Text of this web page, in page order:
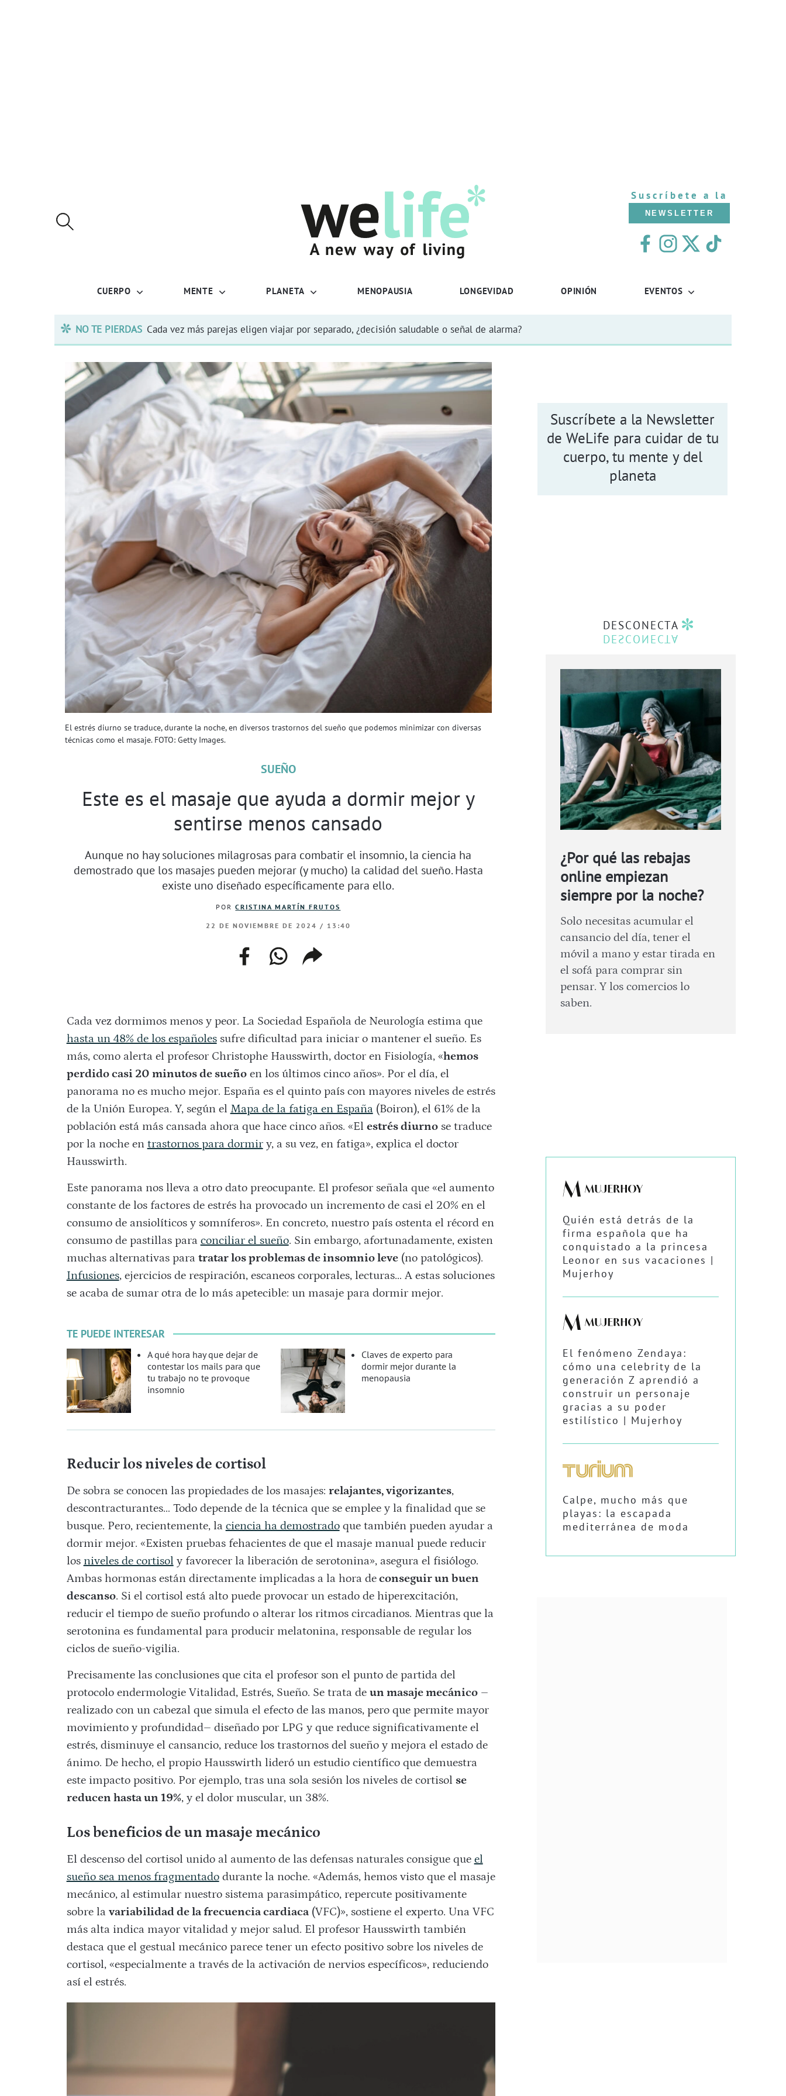
Suscríbete a la
NEWSLETTER
CUERPO MENTE PLANETA MENOPAUSIA LONGEVIDAD OPINIÓN EVENTOS
NO TE PIERDAS Cada vez más parejas eligen viajar por separado, ¿decisión saludable o señal de alarma?
El estrés diurno se traduce, durante la noche, en diversos trastornos del sueño que podemos minimizar con diversas
técnicas como el masaje. FOTO: Getty Images.
SUEÑO
Este es el masaje que ayuda a dormir mejor y
sentirse menos cansado
Aunque no hay soluciones milagrosas para combatir el insomnio, la ciencia ha
demostrado que los masajes pueden mejorar (y mucho) la calidad del sueño. Hasta
existe uno diseñado específicamente para ello.
PORCRISTINA MARTÍN FRUTOS
22 DE NOVIEMBRE DE 2024 / 13:40
facebookwhatsapp
web
copiar
enlace
Cada vez dormimos menos y peor. La Sociedad Española de Neurología estima que
hasta un 48% de los españolessufre dificultad para iniciar o mantener el sueño. Es
más, como alerta el profesor Christophe Hausswirth, doctor en Fisiología, «hemos
perdido casi 20 minutos de sueñoen los últimos cinco años». Por el día, el
panorama no es mucho mejor. España es el quinto país con mayores niveles de estrés
de la Unión Europea. Y, según el Mapa de la fatiga en España(Boiron), el 61% de la
población está más cansada ahora que hace cinco años. «El estrés diurnose traduce
por la noche en trastornos para dormiry, a su vez, en fatiga», explica el doctor
Hausswirth.
Este panorama nos lleva a otro dato preocupante. El profesor señala que «el aumento
constante de los factores de estrés ha provocado un incremento de casi el 20% en el
consumo de ansiolíticos y somníferos». En concreto, nuestro país ostenta el récord en
consumo de pastillas para conciliar el sueño. Sin embargo, afortunadamente, existen
muchas alternativas para tratar los problemas de insomnio leve(no patológicos).
Infusiones, ejercicios de respiración, escaneos corporales, lecturas… A estas soluciones
se acaba de sumar otra de lo más apetecible: un masaje para dormir mejor.
TE PUEDE INTERESAR
A qué hora hay que dejar de
contestar los mails para que
tu trabajo no te provoque
insomnio
Claves de experto para
dormir mejor durante la
menopausia
Reducir los niveles de cortisol
De sobra se conocen las propiedades de los masajes: relajantes, vigorizantes,
descontracturantes… Todo depende de la técnica que se emplee y la finalidad que se
busque. Pero, recientemente, la ciencia ha demostradoque también pueden ayudar a
dormir mejor. «Existen pruebas fehacientes de que el masaje manual puede reducir
los niveles de cortisol y favorecer la liberación de serotonina», asegura el fisiólogo.
Ambas hormonas están directamente implicadas a la hora deconseguir un buen
descanso. Si el cortisol está alto puede provocar un estado de hiperexcitación,
reducir el tiempo de sueño profundo o alterar los ritmos circadianos. Mientras que la
serotonina es fundamental para producir melatonina, responsable de regular los
ciclos de sueño-vigilia.
Precisamente las conclusiones que cita el profesor son el punto de partida del
protocolo endermologie Vitalidad, Estrés, Sueño. Se trata de un masaje mecánico–
realizado con un cabezal que simula el efecto de las manos, pero que permite mayor
movimiento y profundidad– diseñado por LPG y que reduce significativamente el
estrés, disminuye el cansancio, reduce los trastornos del sueño y mejora el estado de
ánimo. De hecho, el propio Hausswirth lideró un estudio científico que demuestra
este impacto positivo. Por ejemplo, tras una sola sesión los niveles de cortisol se
reducen hasta un 19%, y el dolor muscular, un 38%.
Los beneficios de un masaje mecánico
El descenso del cortisol unido al aumento de las defensas naturales consigue que el
sueño sea menos fragmentadodurante la noche. «Además, hemos visto que el masaje
mecánico, al estimular nuestro sistema parasimpático, repercute positivamente
sobre la variabilidad de la frecuencia cardiaca(VFC)», sostiene el experto. Una VFC
más alta indica mayor vitalidad y mejor salud. El profesor Hausswirth también
destaca que el gestual mecánico parece tener un efecto positivo sobre los niveles de
cortisol, «especialmente a través de la activación de nervios específicos», reduciendo
así el estrés.
Suscríbete a la Newsletter
de WeLife para cuidar de tu
cuerpo, tu mente y del
planeta
DESCONECTA
¿Por qué las rebajas
online empiezan
siempre por la noche?
Solo necesitas acumular el
cansancio del día, tener el
móvil a mano y estar tirada en
el sofá para comprar sin
pensar. Y los comercios lo
saben.
Quién está detrás de la
firma española que ha
conquistado a la princesa
Leonor en sus vacaciones |
Mujerhoy
El fenómeno Zendaya:
cómo una celebrity de la
generación Z aprendió a
construir un personaje
gracias a su poder
estilístico | Mujerhoy
Calpe, mucho más que
playas: la escapada
mediterránea de moda